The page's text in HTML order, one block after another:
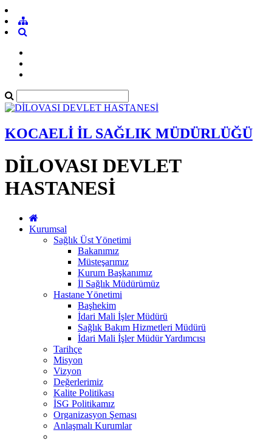
KOCAELİ İL SAĞLIK MÜDÜRLÜĞÜ
DİLOVASI DEVLET
HASTANESİ
Kurumsal
Sağlık Üst Yönetimi
Bakanımız
Müsteşarımız
Kurum Başkanımız
İl Sağlık Müdürümüz
Hastane Yönetimi
Başhekim
İdari Mali İşler Müdürü
Sağlık Bakım Hizmetleri Müdürü
İdari Mali İşler Müdür Yardımcısı
Tarihçe
Misyon
Vizyon
Değerlerimiz
Kalite Politikası
İSG Politikamız
Organizasyon Şeması
Anlaşmalı Kurumlar